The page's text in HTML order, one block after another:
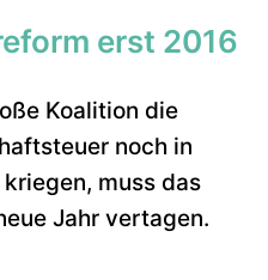
erst 2016
Koalition die
noch in
muss das
Jahr vertagen.